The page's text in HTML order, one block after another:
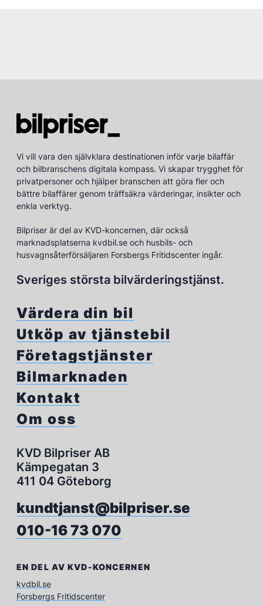
Vi vill vara den självklara destinationen inför varje bilaffär
och bilbranschens digitala kompass. Vi skapar trygghet för
privatpersoner och hjälper branschen att göra fler och
bättre bilaffärer genom träffsäkra värderingar, insikter och
enkla verktyg.
Bilpriser är del av KVD-koncernen, där också
marknadsplatserna kvdbil.se och husbils- och
husvagnsåterförsäljaren Forsbergs Fritidscenter ingår.
Sveriges största bilvärderingstjänst.
Värdera din bil
Utköp av tjänstebil
Företagstjänster
Bilmarknaden
Kontakt
Om oss
KVD Bilpriser AB
Kämpegatan 3
411 04 Göteborg
kundtjanst@bilpriser.se
010-16 73 070
EN DEL AV KVD-KONCERNEN
kvdbil.se
Forsbergs Fritidscenter